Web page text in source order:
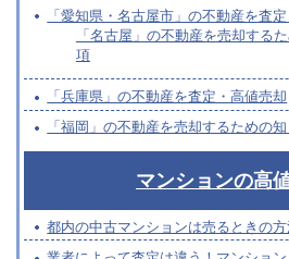
「愛知県・名古屋市」の不動産を査
「名古屋」の不動産を売却する
項
「兵庫県」の不動産を査定・高値売却
「福岡」の不動産を売却するための
マンションの高
都内の中古マンションは売るときの